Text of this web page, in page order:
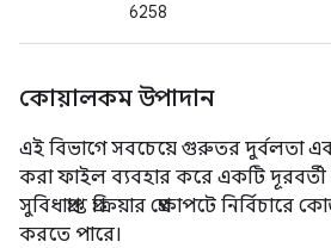
6258
কোয়ালকম উপাদান
এই বিভাগে সবচেয়ে গুরুতর দুর্বলতা
করা ফাইল ব্যবহার করে একটি
সুবিধাপ্রাপ্ত প্রক্রিয়ার প্রেক্ষাপটে
করতে পারে।